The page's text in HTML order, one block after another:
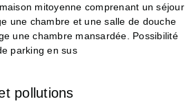
mitoyenne comprenant un séjour
une chambre et une salle de douche
une chambre mansardée. Possibilité
parking en sus
pollutions